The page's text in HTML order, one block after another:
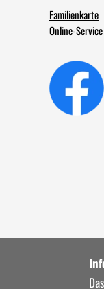
Familienkarte
Online-Service